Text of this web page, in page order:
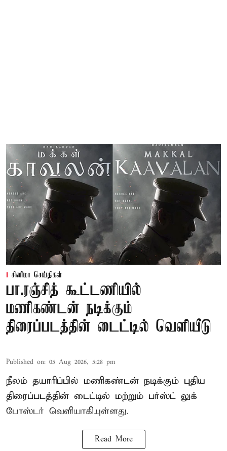
சினிமா செய்திகள்
பா.ரஞ்சித் கூட்டணியில்
மணிகண்டன் நடிக்கும்
திரைப்படத்தின் டைட்டில் வெளியீடு
Published on: 05 Aug 2026, 5:28 pm
நீலம் தயாரிப்பில் மணிகண்டன் நடிக்கும் புதிய
திரைப்படத்தின் டைட்டில் மற்றும் பர்ஸ்ட் லுக்
போஸ்டர் வெளியாகியுள்ளது.
Read More